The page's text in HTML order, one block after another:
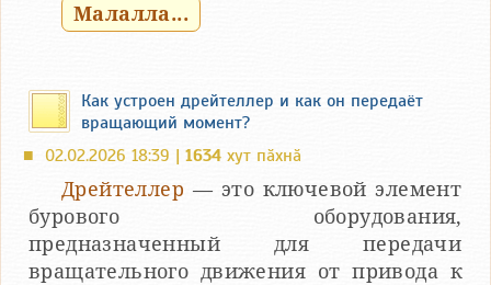
Малалла...
Как устроен дрейтеллер и как он передаёт
вращающий момент?
■ 02.02.2026 18:39 | 1634 хут пӑхнӑ
Дрейтеллер — это ключевой элемент
бурового оборудования,
предназначенный для передачи
вращательного движения от привода к